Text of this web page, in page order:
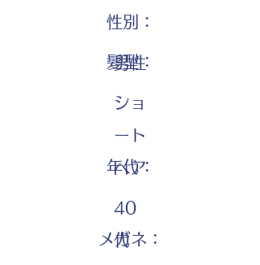
性別：
男性
髪型：
ショ
ート
ヘア
年代：
40
代
メガネ：